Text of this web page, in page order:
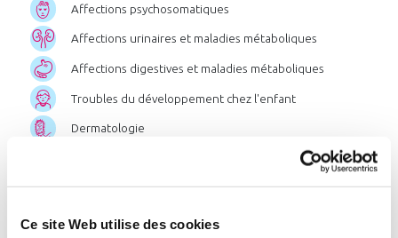
Ce site Web utilise des cookies
Affections psychosomatiques
Affections urinaires et maladies métaboliques
Affections digestives et maladies métaboliques
Troubles du développement chez l'enfant
Dermatologie
Affections des muqueuses bucco-linguales
Post-cancer